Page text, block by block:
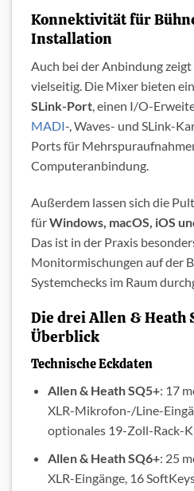
Konnektivität für
Installation
Auch bei der Anbindung
vielseitig. Die Mixer bieten
SLink-Port, einen I/O-
MADI-, Waves- und SLink-
Ports für
Computeranbindung.
Außerdem lassen sich die
fürWindows, macOS, iOS
Das ist in der Praxis
Monitormischungen auf der
Systemchecks im Raum
Die drei Allen & Heath
Überblick
Technische Eckdaten
Allen & Heath SQ5+: 17
XLR-Mikrofon-/Line-
optionales 19-Zoll-Rack-
Allen & Heath SQ6+: 25
XLR-Eingänge, 16